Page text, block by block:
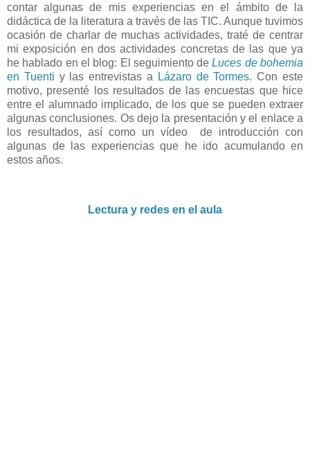
contar algunas de mis experiencias en el ámbito de la
didáctica de la literatura a través de las TIC. Aunque tuvimos
ocasión de charlar de muchas actividades, traté de centrar
mi exposición en dos actividades concretas de las que ya
he hablado en el blog: El seguimiento deLuces de bohemia
en Tuenti y las entrevistas a Lázaro de Tormes. Con este
motivo, presenté los resultados de las encuestas que hice
entre el alumnado implicado, de los que se pueden extraer
algunas conclusiones. Os dejo la presentación y el enlace a
los resultados, así como un vídeo de introducción con
algunas de las experiencias que he ido acumulando en
estos años.
Lectura y redes en el aula